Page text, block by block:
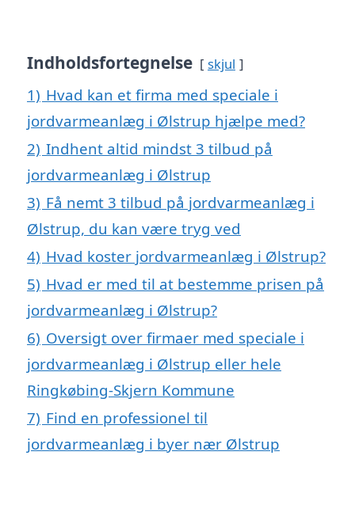
Indholdsfortegnelse skjul
1) Hvad kan et firma med speciale i
jordvarmeanlæg i Ølstrup hjælpe med?
2) Indhent altid mindst 3 tilbud på
jordvarmeanlæg i Ølstrup
3) Få nemt 3 tilbud på jordvarmeanlæg i
Ølstrup, du kan være tryg ved
4) Hvad koster jordvarmeanlæg i Ølstrup?
5) Hvad er med til at bestemme prisen på
jordvarmeanlæg i Ølstrup?
6) Oversigt over firmaer med speciale i
jordvarmeanlæg i Ølstrup eller hele
Ringkøbing-Skjern Kommune
7) Find en professionel til
jordvarmeanlæg i byer nær Ølstrup